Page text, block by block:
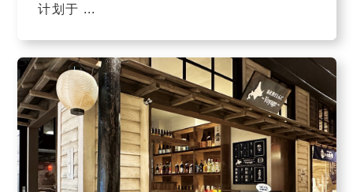
计划于 ...